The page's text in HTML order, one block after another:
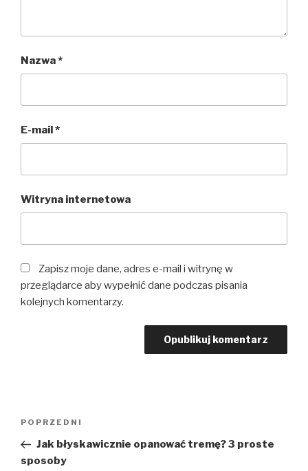
Nazwa*
E-mail*
Witryna internetowa
Zapisz moje dane, adres e-mail i witrynę w
przeglądarce aby wypełnić dane podczas pisania
kolejnych komentarzy.
Poprzedni
wpis
POPRZEDNI
Jak błyskawicznie opanować tremę? 3 proste
sposoby